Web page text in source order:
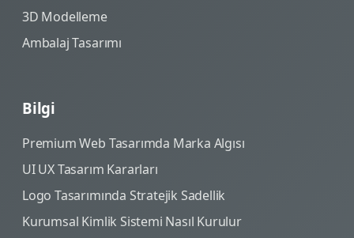
3D Modelleme
Ambalaj Tasarımı
Bilgi
Premium Web Tasarımda Marka Algısı
UI UX Tasarım Kararları
Logo Tasarımında Stratejik Sadellik
Kurumsal Kimlik Sistemi Nasıl Kurulur